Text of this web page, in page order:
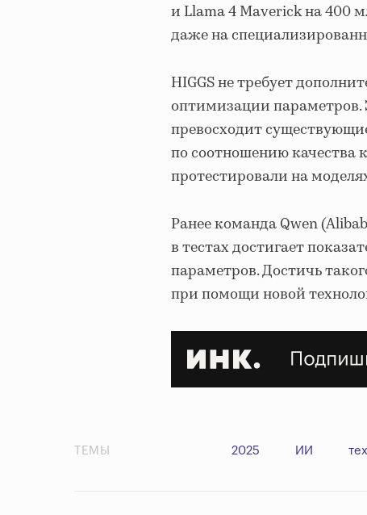
и Llama 4 Maverick на 400
даже на
HIGGS не требует
оптимизации параметров.
превосходит
по соотношению качества
протестировали на
Ранее команда Qwen
в тестах достигает
параметров. Достичь
при помощи новой
ТЕМЫ 2025 ИИ